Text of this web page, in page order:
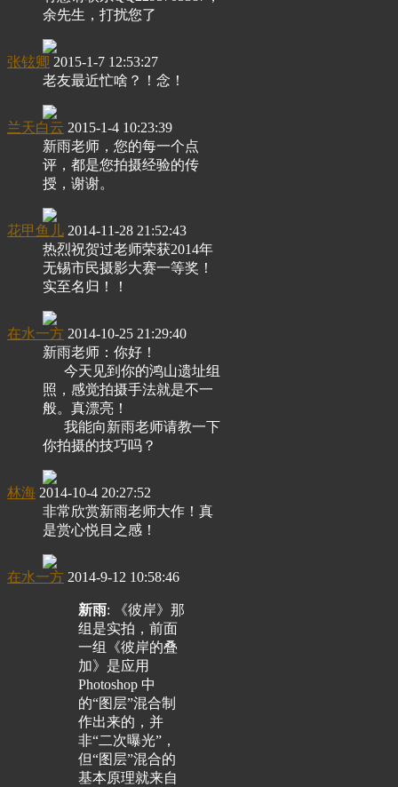
余先生，打扰您了
张铉卿 2015-1-7 12:53:27
老友最近忙啥？！念！
兰天白云 2015-1-4 10:23:39
新雨老师，您的每一个点
评，都是您拍摄经验的传
授，谢谢。
花甲鱼儿 2014-11-28 21:52:43
热烈祝贺过老师荣获2014年
无锡市民摄影大赛一等奖！
实至名归！！
在水一方 2014-10-25 21:29:40
新雨老师：你好！
今天见到你的鸿山遗址组
照，感觉拍摄手法就是不一
般。真漂亮！
我能向新雨老师请教一下
你拍摄的技巧吗？
林海 2014-10-4 20:27:52
非常欣赏新雨老师大作！真
是赏心悦目之感！
在水一方 2014-9-12 10:58:46
新雨: 《彼岸》那
组是实拍，前面
一组《彼岸的叠
加》是应用
Photoshop 中
的“图层”混合制
作出来的，并
非“二次曝光”，
但“图层”混合的
基本原理就来自